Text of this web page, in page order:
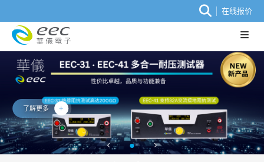
在线报价
了解更多